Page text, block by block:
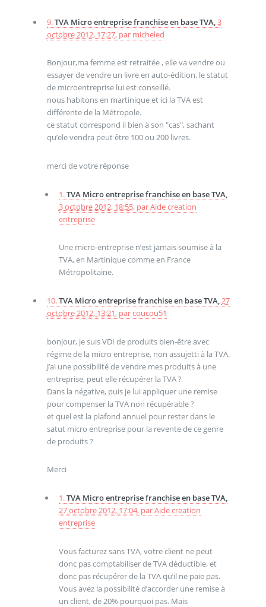
9.TVA Micro entreprise franchise en base TVA,3
octobre 2012, 17:27, par micheled
Bonjour,ma femme est retraitée , elle va vendre ou
essayer de vendre un livre en auto-édition, le statut
de microentreprise lui est conseillé.
nous habitons en martinique et ici la TVA est
différente de la Métropole.
ce statut correspond il bien à son "cas", sachant
qu’ele vendra peut être 100 ou 200 livres.
merci de votre réponse
1.TVA Micro entreprise franchise en base TVA,
3 octobre 2012, 18:55, parAide creation
entreprise
Une micro-entreprise n’est jamais soumise à la
TVA, en Martinique comme en France
Métropolitaine.
10.TVA Micro entreprise franchise en base TVA,27
octobre 2012, 13:21, parcoucou51
bonjour, je suis VDI de produits bien-être avec
régime de la micro entreprise, non assujetti à la TVA.
J’ai une possibilité de vendre mes produits à une
entreprise, peut elle récupérer la TVA ?
Dans la négative, puis je lui appliquer une remise
pour compenser la TVA non récupérable ?
et quel est la plafond annuel pour rester dans le
satut micro entreprise pour la revente de ce genre
de produits ?
Merci
1.TVA Micro entreprise franchise en base TVA,
27 octobre 2012, 17:04, parAide creation
entreprise
Vous facturez sans TVA, votre client ne peut
donc pas comptabiliser de TVA déductible, et
donc pas récupérer de la TVA qu’il ne paie pas.
Vous avez la possibilité d’accorder une remise à
un client, de 20% pourquoi pas. Mais